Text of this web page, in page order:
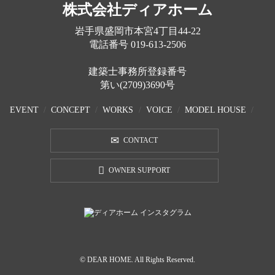
株式会社ディアホーム
岩手県盛岡市本宮4丁目44-22
電話番号 019-613-2506
建築士事務所登録番号
第い(2709)3690号
EVENT CONCEPT WORKS VOICE MODEL HOUSE
CONTACT
OWNER SUPPORT
© DEAR HOME. All Rights Reserved.